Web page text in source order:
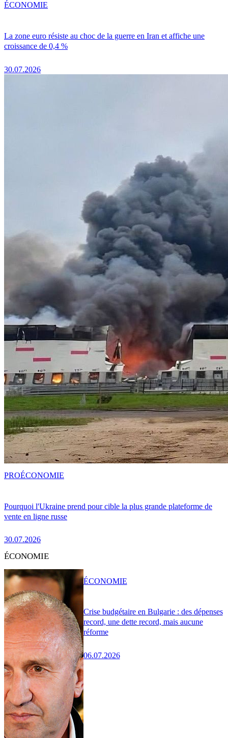
La zone euro résiste au choc de la guerre en Iran et affiche une
croissance de 0,4 %
30.07.2026
ÉCONOMIE
Pourquoi l'Ukraine prend pour cible la plus grande plateforme de
vente en ligne russe
30.07.2026
PROÉCONOMIE
ÉCONOMIE
Crise budgétaire en Bulgarie : des dépenses
record, une dette record, mais aucune
réforme
06.07.2026
ÉCONOMIE